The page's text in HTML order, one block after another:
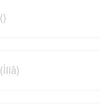
()
(İllâ)